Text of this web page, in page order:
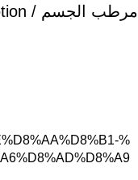
مرطب الجسم / Body Lotion